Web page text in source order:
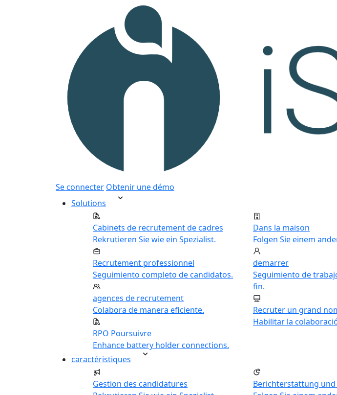
Se connecter Obtenir une démo
Solutions
Cabinets de recrutement de cadres
Rekrutieren Sie wie ein Spezialist.
Recrutement professionnel
Seguimiento completo de candidatos.
agences de recrutement
Colabora de manera eficiente.
RPO Poursuivre
Enhance battery holder connections.
Dans la maison
Folgen Sie einem
demarrer
Seguimiento de
fin.
Recruter un grand
Habilitar la
caractéristiques
Gestion des candidatures
Berichterstattung und